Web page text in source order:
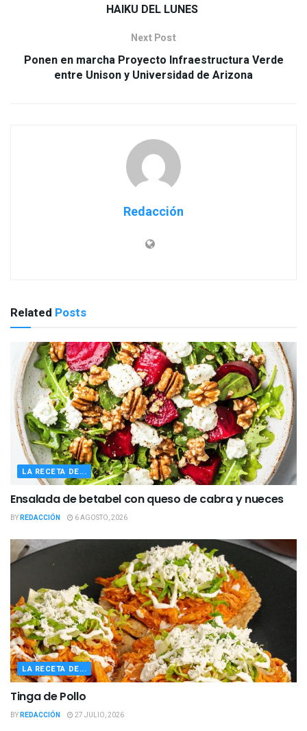
HAIKU DEL LUNES
Next Post
Ponen en marcha Proyecto Infraestructura Verde
entre Unison y Universidad de Arizona
Redacción
Related Posts
LA RECETA DE...
Ensalada de betabel con queso de cabra y nueces
BYREDACCIÓN 6 AGOSTO, 2026
LA RECETA DE...
Tinga de Pollo
BYREDACCIÓN 27 JULIO, 2026